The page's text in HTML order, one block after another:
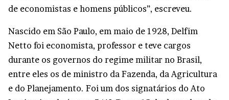
de economistas e homens públicos”, escreveu.
Nascido em São Paulo, em maio de 1928, Delfim
Netto foi economista, professor e teve cargos
durante os governos do regime militar no Brasil,
entre eles os de ministro da Fazenda, da Agricultura
e do Planejamento. Foi um dos signatários do Ato